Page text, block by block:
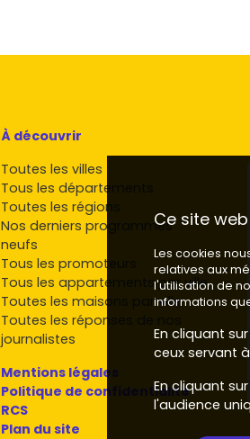
À découvrir
Toutes les villes
Tous les départements
Toutes les régions
Nos derniers programmes
neufs
Tous les promoteurs
Tous les appartements par ville
Toutes les maisons par ville
Toutes les réponses de nos
journalistes
Mentions légales
Politique de confidentialité
RCS
Plan du site
Ce site
Les cookies
relatives aux
l'utilisation de
informations
En cliquant
ceux servant
En cliquant
l'audience